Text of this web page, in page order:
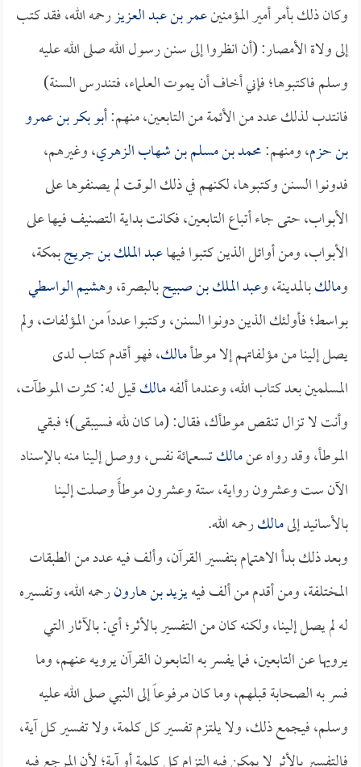
وكان ذلك بأمر أمير المؤمنينعمر بن عبد العزيزرحمه الله، فقد كتب
إلى ولاة الأمصار: (أن انظروا إلى سنن رسول الله صلى الله عليه
وسلم فاكتبوها؛ فإني أخاف أن يموت العلماء، فتندرس السنة)
فانتدب لذلك عدد من الأئمة من التابعين، منهم:أبو بكر بن عمرو
بن حزم، ومنهم:محمد بن مسلم بن شهاب الزهري، وغيرهم،
فدونوا السنن وكتبوها، لكنهم في ذلك الوقت لم يصنفوها على
الأبواب، حتى جاء أتباع التابعين، فكانت بداية التصنيف فيها على
الأبواب، ومن أوائل الذين كتبوا فيهاعبد الملك بن جريجبمكة،
ومالكبالمدينة، وعبد الملك بن صبيحبالبصرة، وهشيم الواسطي
بواسط؛ فأولئك الذين دونوا السنن، وكتبوا عدداً من المؤلفات، ولم
يصل إلينا من مؤلفاتهم إلا موطأمالك، فهو أقدم كتاب لدى
المسلمين بعد كتاب الله، وعندما ألفهمالكقيل له: كثرت الموطآت،
وأنت لا تزال تنقص موطأك، فقال: (ما كان لله فسيبقى)؛ فبقي
الموطأ، وقد رواه عنمالكتسعمائة نفس، ووصل إلينا منه بالإسناد
الآن ست وعشرون رواية، ستة وعشرون موطأً وصلت إلينا
بالأسانيد إلىمالكرحمه الله.
وبعد ذلك بدأ الاهتمام بتفسير القرآن، وألف فيه عدد من الطبقات
المختلفة، ومن أقدم من ألف فيهيزيد بن هارونرحمه الله، وتفسيره
له لم يصل إلينا، ولكنه كان من التفسير بالأثر؛ أي: بالآثار التي
يرويها عن التابعين، فما يفسر به التابعون القرآن يرويه عنهم، وما
فسر به الصحابة قبلهم، وما كان مرفوعاً إلى النبي صلى الله عليه
وسلم، فيجمع ذلك، ولا يلتزم تفسير كل كلمة، ولا تفسير كل آية،